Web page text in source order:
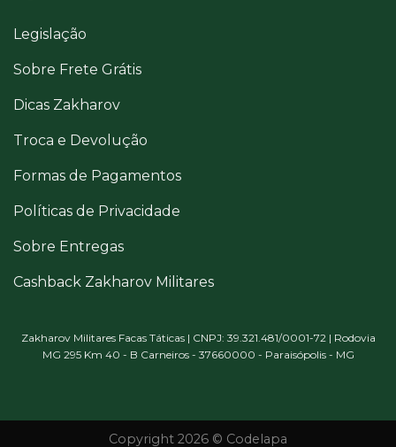
Legislação
Sobre Frete Grátis
Dicas Zakharov
Troca e Devolução
Formas de Pagamentos
Políticas de Privacidade
Sobre Entregas
Cashback Zakharov Militares
Zakharov Militares Facas Táticas | CNPJ: 39.321.481/0001-72 | Rodovia
MG 295 Km 40 - B Carneiros - 37660000 - Paraisópolis - MG
Copyright 2026 © Codelapa